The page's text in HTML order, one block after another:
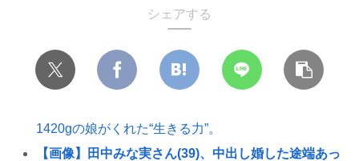
シェアする
1420gの娘がくれた“生きる力”。
【画像】田中みな実さん(39)、中出し婚した途端あっ